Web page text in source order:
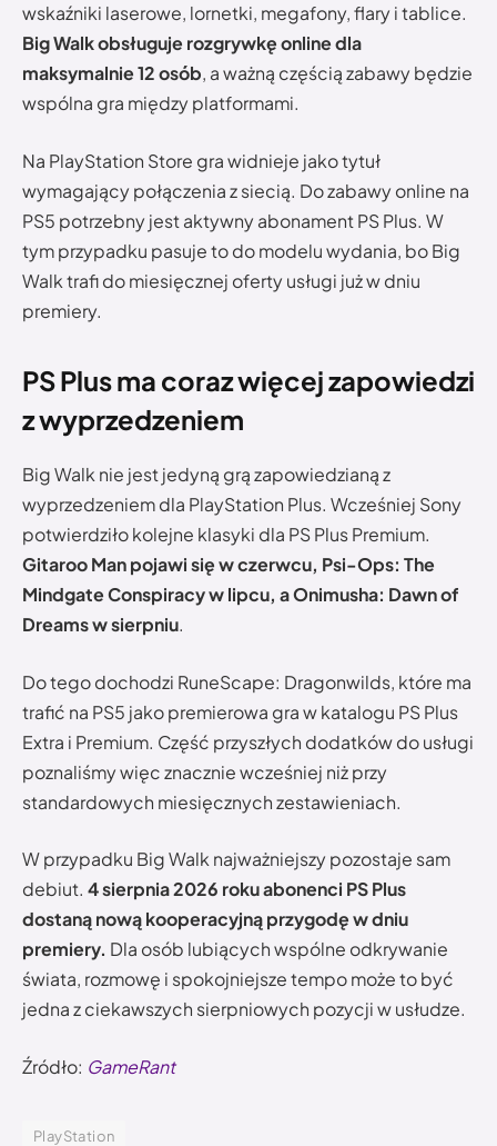
wskaźniki laserowe, lornetki, megafony, flary i tablice.
Big Walk obsługuje rozgrywkę online dla
maksymalnie 12 osób, a ważną częścią zabawy będzie
wspólna gra między platformami.
Na PlayStation Store gra widnieje jako tytuł
wymagający połączenia z siecią. Do zabawy online na
PS5 potrzebny jest aktywny abonament PS Plus. W
tym przypadku pasuje to do modelu wydania, bo Big
Walk trafi do miesięcznej oferty usługi już w dniu
premiery.
PS Plus ma coraz więcej zapowiedzi
z wyprzedzeniem
Big Walk nie jest jedyną grą zapowiedzianą z
wyprzedzeniem dla PlayStation Plus. Wcześniej Sony
potwierdziło kolejne klasyki dla PS Plus Premium.
Gitaroo Man pojawi się w czerwcu, Psi-Ops: The
Mindgate Conspiracy w lipcu, a Onimusha: Dawn of
Dreams w sierpniu.
Do tego dochodzi RuneScape: Dragonwilds, które ma
trafić na PS5 jako premierowa gra w katalogu PS Plus
Extra i Premium. Część przyszłych dodatków do usługi
poznaliśmy więc znacznie wcześniej niż przy
standardowych miesięcznych zestawieniach.
W przypadku Big Walk najważniejszy pozostaje sam
debiut. 4 sierpnia 2026 roku abonenci PS Plus
dostaną nową kooperacyjną przygodę w dniu
premiery. Dla osób lubiących wspólne odkrywanie
świata, rozmowę i spokojniejsze tempo może to być
jedna z ciekawszych sierpniowych pozycji w usłudze.
Źródło: GameRant
PlayStation